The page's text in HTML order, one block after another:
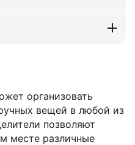
организовать
вещей в любой из
позволяют
месте различные